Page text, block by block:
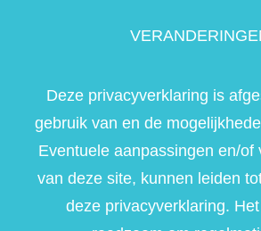
Deze privacyverklaring is
gebruik van en de
Eventuele aanpassingen en/of
van deze site, kunnen leiden
deze privacyverklaring.